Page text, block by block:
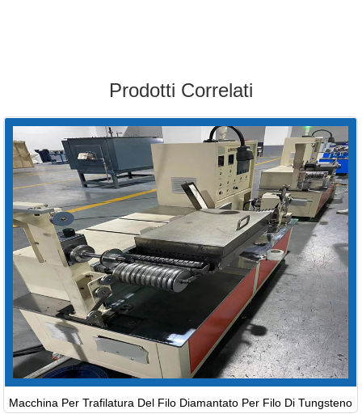
Prodotti Correlati
Macchina Per Trafilatura Del Filo Diamantato Per Filo Di Tungsteno